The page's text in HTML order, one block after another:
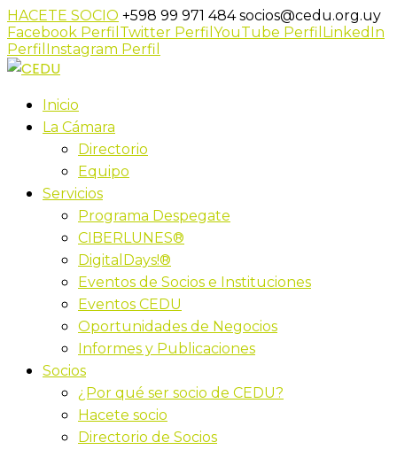
HACETE SOCIO +598 99 971 484socios@cedu.org.uy
Facebook Perfil Twitter Perfil YouTube Perfil LinkedIn
Perfil Instagram Perfil
Inicio
La Cámara
Directorio
Equipo
Servicios
Programa Despegate
CIBERLUNES®
DigitalDays!®
Eventos de Socios e Instituciones
Eventos CEDU
Oportunidades de Negocios
Informes y Publicaciones
Socios
¿Por qué ser socio de CEDU?
Hacete socio
Directorio de Socios